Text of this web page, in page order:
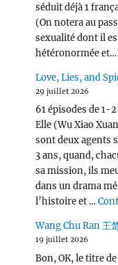
séduit déjà 1
(On notera au
sexualité dont il
hétéronormée et…
Love, Lies, and
29 juillet 2026
61 épisodes de
Elle (Wu Xiao
sont deux agents
3 ans, quand,
sa mission, ils
dans un drama
l’histoire et …
Wang Chu Ran 王
19 juillet 2026
Bon, OK, le titre